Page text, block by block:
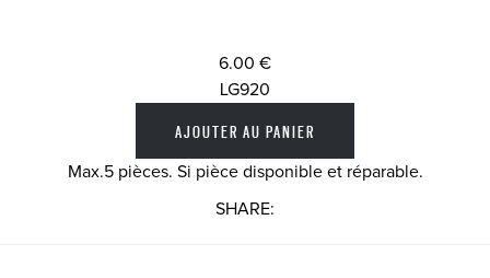
6.00 €
LG920
Max.5 pièces. Si pièce disponible et réparable.
SHARE: